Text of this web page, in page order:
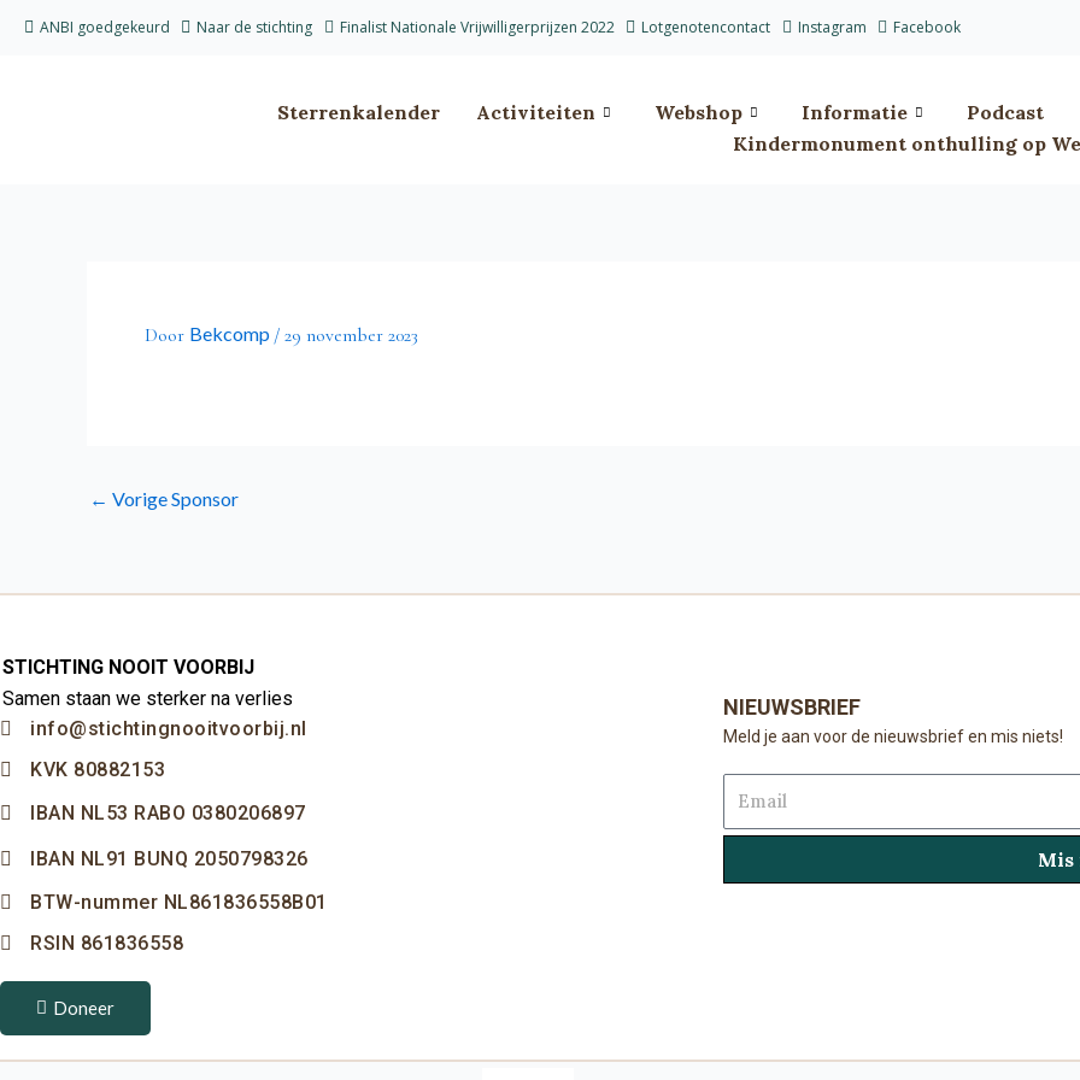
ANBI goedgekeurd Naar de stichting Finalist Nationale Vrijwilligerprijzen 2022 Lotgenotencontact Instagram Facebook
Sterrenkalender Activiteiten Webshop Informatie Podcast
Kindermonument onthulling op
Door Bekcomp / 29 november 2023
← Vorige Sponsor
STICHTING NOOIT VOORBIJ
Samen staan we sterker na verlies
info@stichtingnooitvoorbij.nl
KVK 80882153
IBAN NL53 RABO 0380206897
IBAN NL91 BUNQ 2050798326
BTW-nummer NL861836558B01
RSIN 861836558
Doneer
NIEUWSBRIEF
Meld je aan voor de nieuwsbrief en mis niets!
Email
Mis